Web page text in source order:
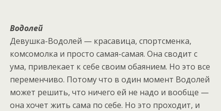
Водолей
Девушка-Водолей — красавица, спортсменка,
комсомолка и просто самая-самая. Она сводит с
ума, привлекает к себе своим обаянием. Но это все
переменчиво. Потому что в один момент Водолей
может решить, что ничего ей не надо и вообще —
она хочет жить сама по себе. Но это проходит, и